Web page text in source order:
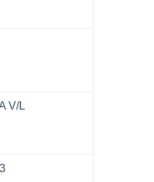
V/L